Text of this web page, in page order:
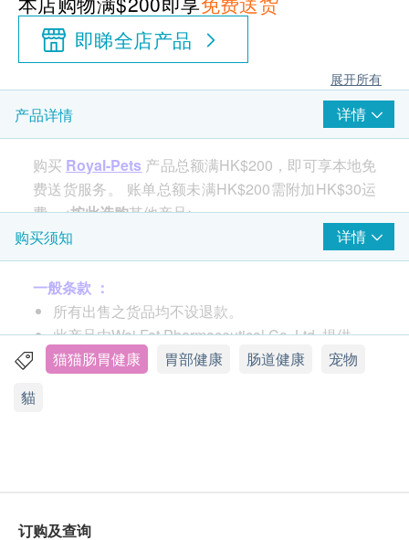
即睇全店产品
展开所有
产品详情 详情
购买 Royal-Pets 产品总额满HK$200，即可享本地免
费送货服务。 账单总额未满HK$200需附加HK$30运
费。<按此选购其他产品>
购买须知 详情
一般条款 ：
所有出售之货品均不设退款。
此产品由Wai Fat Pharmaceutical Co. Ltd. 提供。
如有任何争议，Wai Fat Pharmaceutical Co. Ltd.
我们将于确定订单后3-5个工作天内安排发货。
猫猫肠胃健康 胃部健康 肠道健康
宠物
貓
订购及查询